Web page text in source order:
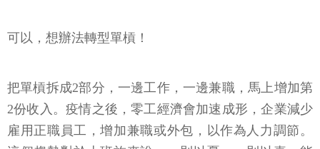
可以，想辦法轉型單槓！
把單槓拆成2部分，一邊工作，一邊兼職，馬上增加第
2份收入。疫情之後，零工經濟會加速成形，企業減少
雇用正職員工，增加兼職或外包，以作為人力調節。